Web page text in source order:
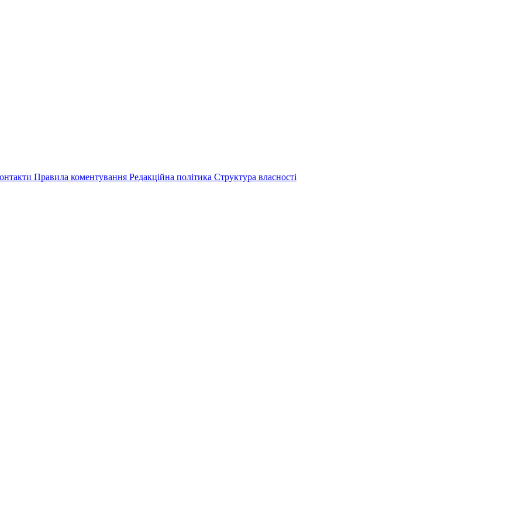
Правила коментування Редакційна політика Структура власності